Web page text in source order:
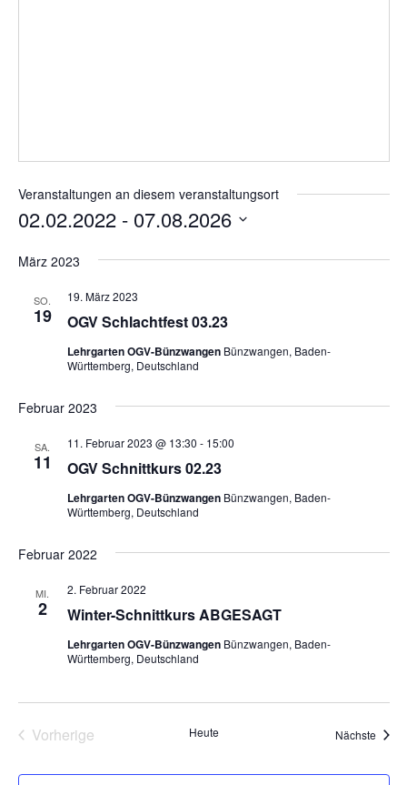
Veranstaltungen an diesem veranstaltungsort
02.02.2022 - 07.08.2026
wählen.
März 2023
SO.
19 OGV Schlachtfest 03.23
19. März 2023
Lehrgarten OGV-Bünzwangen Bünzwangen, Baden-
Württemberg, Deutschland
Februar 2023
SA.
11 OGV Schnittkurs 02.23
11. Februar 2023 @ 13:30 - 15:00
Lehrgarten OGV-Bünzwangen Bünzwangen, Baden-
Württemberg, Deutschland
Februar 2022
MI.
2 Winter-Schnittkurs ABGESAGT
2. Februar 2022
Lehrgarten OGV-Bünzwangen Bünzwangen, Baden-
Württemberg, Deutschland
Vorherige
Heute Nächste